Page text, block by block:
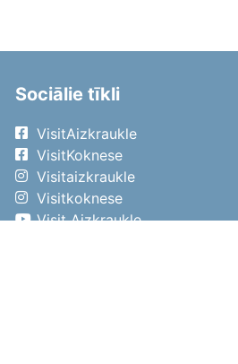
Sociālie tīkli
VisitAizkraukle
VisitKoknese
Visitaizkraukle
Visitkoknese
Visit Aizkraukle